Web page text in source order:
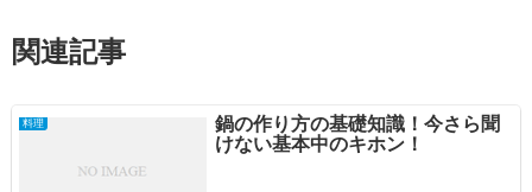
関連記事
料理
鍋の作り方の基礎知識！今さら聞
けない基本中のキホン！